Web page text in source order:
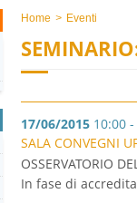
Home > Eventi
17/06/2015 10:00
SALA CONVEGNI
OSSERVATORIO
In fase di